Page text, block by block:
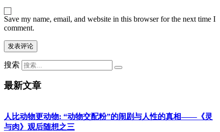
Save my name, email, and website in this browser for the next time I
comment.
搜索
最新文章
人比动物更动物: “动物交配粉”的闹剧与人性的真相——《灵
与肉》观后随想之三